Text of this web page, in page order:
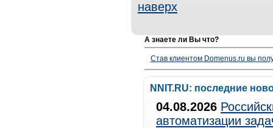
наверх
А знаете ли Вы что?
Став клиентом Domenus.ru вы
NNIT.RU: последние
04.08.2026
автоматизации